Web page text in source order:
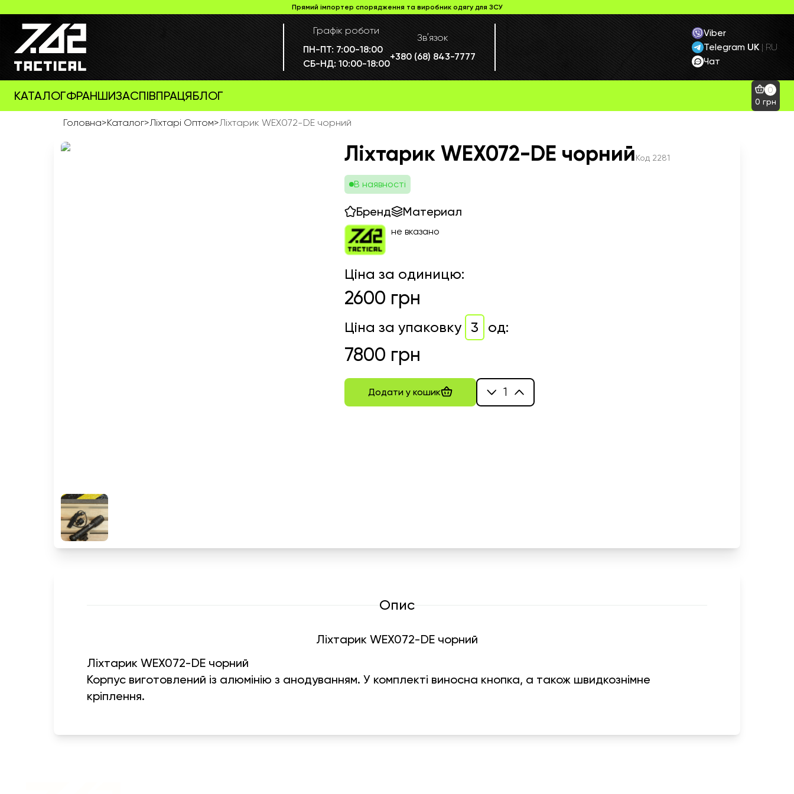
Прямий імпортер спорядження та виробник одягу для ЗСУ
Графік роботи
ПН-ПТ: 7:00-18:00
СБ-НД: 10:00-18:00
Звʼязок
+380 (68) 843-7777
Viber
Telegram
Чат
UK | RU
КАТАЛОГФРАНШИЗАСПІВПРАЦЯБЛОГ
0
0 грн
Головна>Каталог>Ліхтарі Оптом>Ліхтарик WEX072-DE чорний
Ліхтарик WEX072-DE чорнийКод 2281
В наявності
Бренд Материал
не вказано
Ціна за одиницю:
2600 грн
Ціна за упаковку 3 од:
7800 грн
Додати у кошик 1
Опис
Ліхтарик WEX072-DE чорний
Ліхтарик WEX072-DE чорний
Корпус виготовлений із алюмінію з анодуванням. У комплекті виносна кнопка, а також швидкознімне
кріплення.